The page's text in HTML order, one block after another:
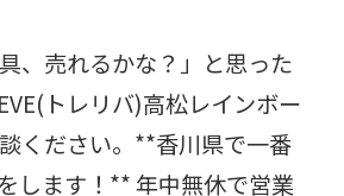
、売れるかな？」と思った
トレリバ)高松レインボー
ください。**香川県で一番
します！** 年中無休で営業